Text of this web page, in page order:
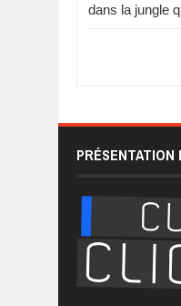
dans la jungle
PRÉSENTATION